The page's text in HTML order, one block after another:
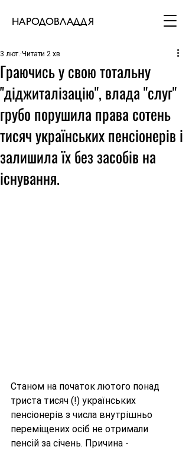
НАРОДОВЛАДДЯ
Граючись у свою тотальну
"діджиталізацію", влада "слуг"
грубо порушила права сотень
тисяч українських пенсіонерів і
залишила їх без засобів на
існування.
3 лют. Читати 2 хв
Станом на початок лютого понад
триста тисяч (!) українських
пенсіонерів з числа внутрішньо
переміщених осіб не отримали
пенсій за січень. Причина -